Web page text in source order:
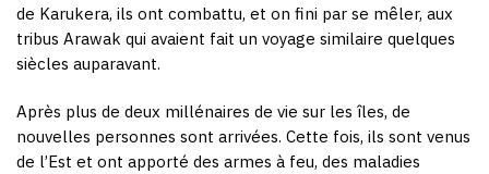
de Karukera, ils ont combattu, et on fini par se mêler, aux
tribus Arawak qui avaient fait un voyage similaire quelques
siècles auparavant.
Après plus de deux millénaires de vie sur les îles, de
nouvelles personnes sont arrivées. Cette fois, ils sont venus
de l’Est et ont apporté des armes à feu, des maladies